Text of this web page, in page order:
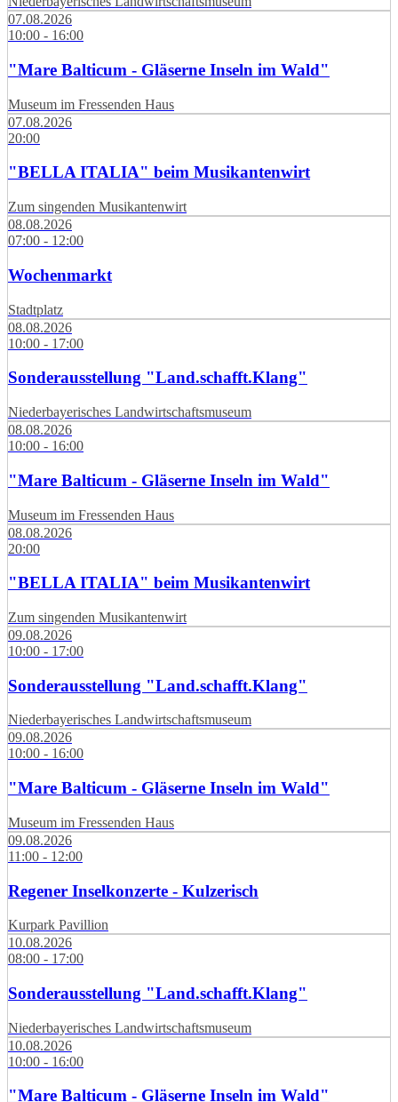
07.08.2026
10:00 - 16:00
"Mare Balticum - Gläserne Inseln im Wald"
Museum im Fressenden Haus
07.08.2026
20:00
"BELLA ITALIA" beim Musikantenwirt
Zum singenden Musikantenwirt
08.08.2026
07:00 - 12:00
Wochenmarkt
Stadtplatz
08.08.2026
10:00 - 17:00
Sonderausstellung "Land.schafft.Klang"
Niederbayerisches Landwirtschaftsmuseum
08.08.2026
10:00 - 16:00
"Mare Balticum - Gläserne Inseln im Wald"
Museum im Fressenden Haus
08.08.2026
20:00
"BELLA ITALIA" beim Musikantenwirt
Zum singenden Musikantenwirt
09.08.2026
10:00 - 17:00
Sonderausstellung "Land.schafft.Klang"
Niederbayerisches Landwirtschaftsmuseum
09.08.2026
10:00 - 16:00
"Mare Balticum - Gläserne Inseln im Wald"
Museum im Fressenden Haus
09.08.2026
11:00 - 12:00
Regener Inselkonzerte - Kulzerisch
Kurpark Pavillion
10.08.2026
08:00 - 17:00
Sonderausstellung "Land.schafft.Klang"
Niederbayerisches Landwirtschaftsmuseum
10.08.2026
10:00 - 16:00
"Mare Balticum - Gläserne Inseln im Wald"